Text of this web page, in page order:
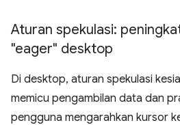
Aturan spekulasi:
"eager" desktop
Di desktop, aturan spekulasi
memicu pengambilan data dan
pengguna mengarahkan kursor